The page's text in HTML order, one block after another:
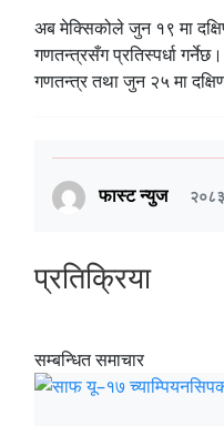
अब मेक्सिकोले जुन १९ मा
गणतन्त्रसँग प्रतिस्पर्धा
गणतन्त्र तथा जुन २५ मा
फास्ट न्युज
प्रतिक्रिया
सम्बन्धित समाचार